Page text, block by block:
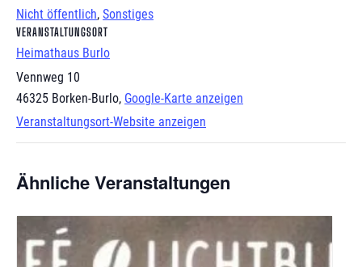
Nicht öffentlich, Sonstiges
VERANSTALTUNGSORT
Heimathaus Burlo
Vennweg 10
46325 Borken-Burlo, Google-Karte anzeigen
Veranstaltungsort-Website anzeigen
Ähnliche Veranstaltungen